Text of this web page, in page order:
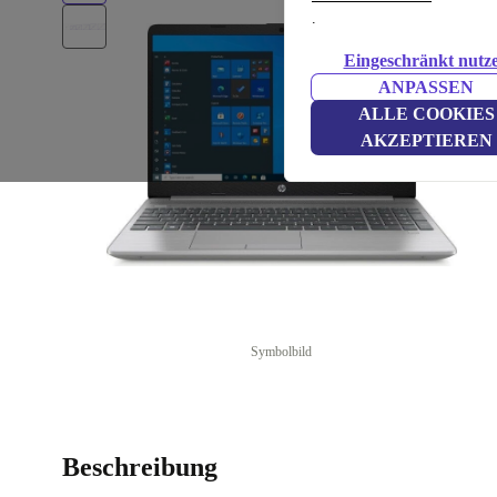
.
Eingeschränkt
ANPASSEN
ALLE COOKIES
AKZEPTIEREN
Symbolbild
Beschreibung